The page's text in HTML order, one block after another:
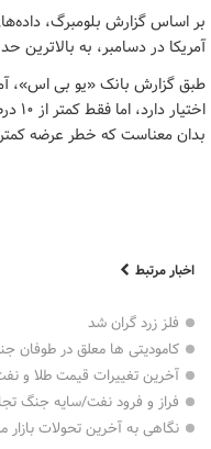
بر اساس گزارش بلومبرگ،
آمریکا در دسامبر، به بالاترین
طبق گزارش بانک «یو بی اس»،
بدان معناست که خطر عرضه
اخبار مرتبط
فلز زرد گران شد
کامودیتی ها معلق در طوفان
آخرین تغییرات قیمت طلا و
فراز و فرود نفت/سایه جنگ
نگاهی به آخرین تحولات بازار